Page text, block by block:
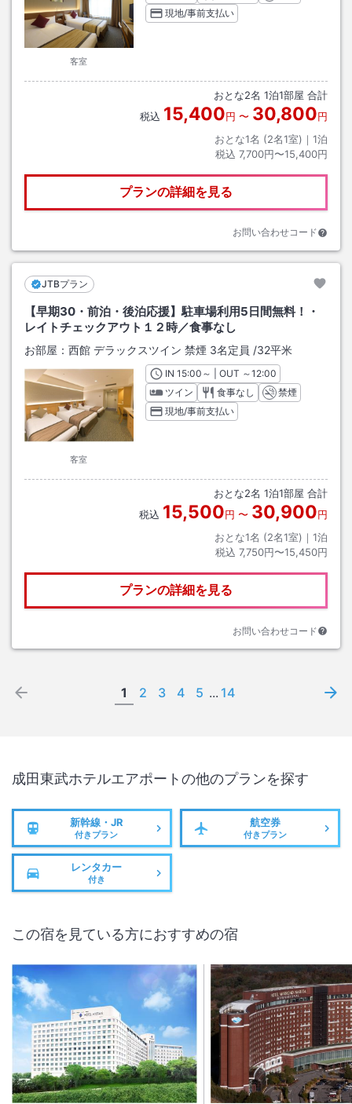
客室
現地/事前支払い
おとな2名 1泊1部屋 合計
税込 15,400円 〜 30,800円
おとな1名 (2名1室)｜ 1泊
税込 7,700円〜15,400円
プランの詳細を見る
お問い合わせコード
JTBプラン
【早期30・前泊・後泊応援】駐車場利用5日間無料！・
レイトチェックアウト１２時／食事なし
お部屋： 西館 デラックスツイン 禁煙 3名定員 /32平米
客室
INチェックイン
15:00 ～ | OUT チェックアウト
～12:00
ツイン
食事なし
禁煙
現地/事前支払い
おとな2名 1泊1部屋 合計
税込 15,500円 〜 30,900円
おとな1名 (2名1室)｜ 1泊
税込 7,750円〜15,450円
プランの詳細を見る
お問い合わせコード
1 2 3 4 5 ... 14
成田東武ホテルエアポートの他のプランを探す
新幹線・JR
付きプラン
航空券
付きプラン
レンタカー
付き
この宿を見ている方におすすめの宿